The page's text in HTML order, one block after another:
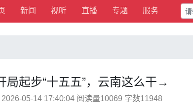
新闻 视听 直播 专题 服务
局起步“十五五”，云南这么干→
2026-05-14 17:40:04 阅读量10069 字数11948